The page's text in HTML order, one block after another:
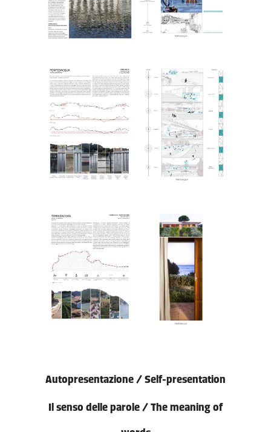
Autopresentazione / Self-presentation
Il senso delle parole / The meaning of